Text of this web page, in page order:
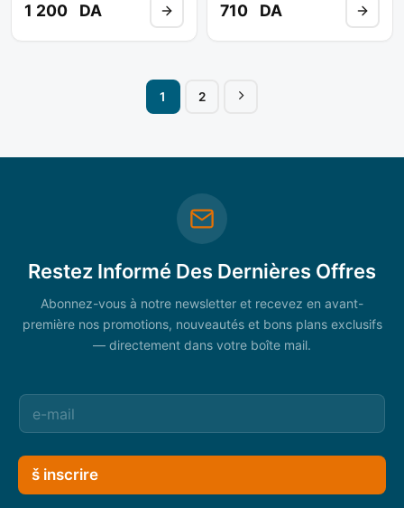
1 200 DA 710 DA
1 2
Restez Informé Des Dernières Offres
Abonnez-vous à notre newsletter et recevez en avant-
première nos promotions, nouveautés et bons plans exclusifs
— directement dans votre boîte mail.
š inscrire